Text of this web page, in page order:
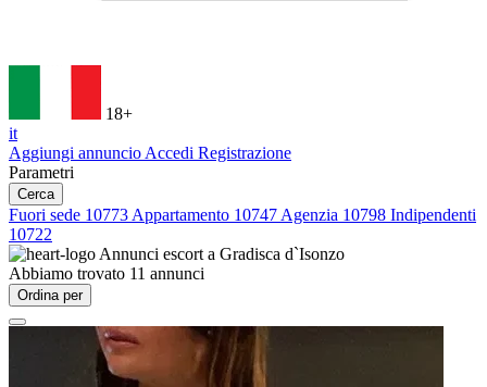
18+
it
Aggiungi annuncio Accedi Registrazione
Parametri
Cerca
Fuori sede 10773 Appartamento 10747 Agenzia 10798 Indipendenti
10722
Annunci escort a Gradisca d`Isonzo
Abbiamo trovato 11 annunci
Ordina per